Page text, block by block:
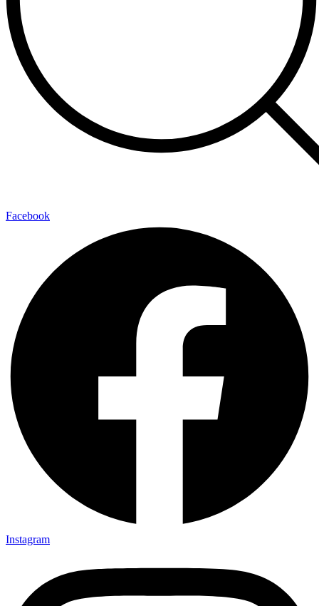
Facebook
Instagram